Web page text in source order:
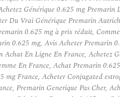
Générique 0.625 mg Premarin
Du Vrai Générique Premarin
0.625 mg à prix réduit,
0.625 mg, Avis Acheter Premarin
En Ligne En France, Achetez
En France, Achat Premarin
France, Acheter Conjugated
Premarin Generique Pas Cher,